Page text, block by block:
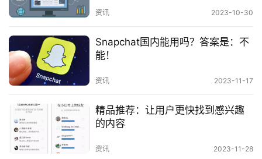
做好产品调研
卖家要深入了解产品的市场需求、竞争情况、利润空
间等，以做出更准确的判断。
电商选品是一项复杂的过程，需要卖家综合考虑多种
因素。通过掌握正确的选品方法和技巧，卖家可以提
资讯 2023-10-30
Snapchat国内能用吗？答案是：不
能！
资讯 2023-11-17
精品推荐：让用户更快找到感兴趣
的内容
资讯 2023-11-28